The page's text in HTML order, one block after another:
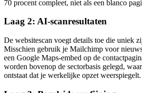
70 procent compleet, niet als een blanco
Laag 2: AI-scanresultaten
De websitescan voegt details toe die uniek
Misschien gebruik je Mailchimp voor
een Google Maps-embed op de
worden bovenop de sectorbasis gelegd,
ontstaat dat je werkelijke opzet weerspiegelt.